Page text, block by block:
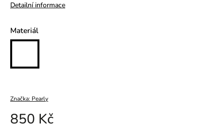
Detailní informace
Materiál
Značka: Pearly
850 Kč